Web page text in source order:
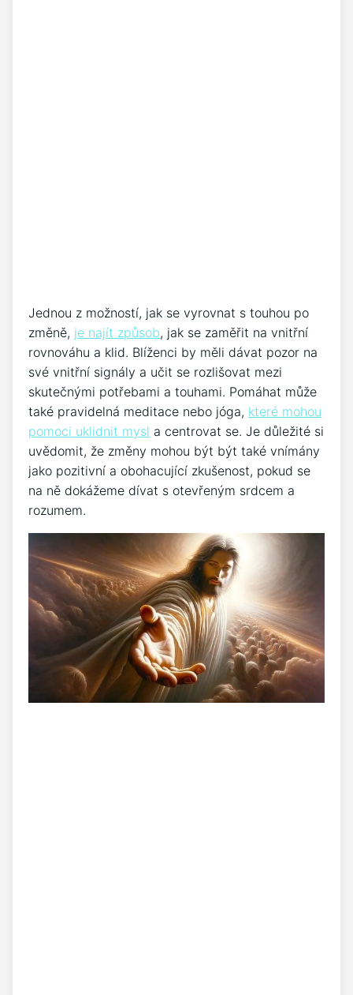
Jednou z možností, jak se vyrovnat s touhou po
změně, je najít způsob, jak se zaměřit na vnitřní
rovnováhu a klid. Blíženci by měli dávat pozor na
své vnitřní signály a učit se rozlišovat mezi
skutečnými potřebami a touhami. Pomáhat může
také pravidelná meditace nebo jóga, které mohou
pomoci uklidnit mysl a centrovat se. Je důležité si
uvědomit, že změny mohou být být také vnímány
jako pozitivní a obohacující zkušenost, pokud se
na ně dokážeme dívat s otevřeným srdcem a
rozumem.